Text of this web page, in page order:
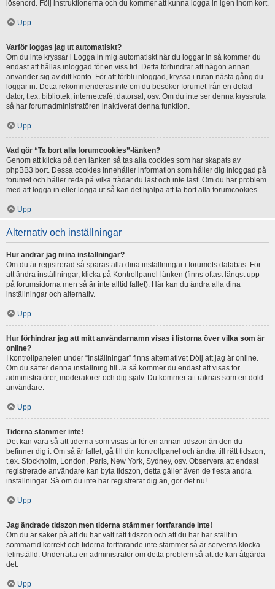
lösenord. Följ instruktionerna och du kommer att kunna logga in igen inom kort.
Upp
Varför loggas jag ut automatiskt?
Om du inte kryssar i Logga in mig automatiskt när du loggar in så kommer du
endast att hållas inloggad för en viss tid. Detta förhindrar att någon annan
använder sig av ditt konto. För att förbli inloggad, kryssa i rutan nästa gång du
loggar in. Detta rekommenderas inte om du besöker forumet från en delad
dator, t.ex. bibliotek, internetcafé, datorsal, osv. Om du inte ser denna kryssruta
så har forumadministratören inaktiverat denna funktion.
Upp
Vad gör “Ta bort alla forumcookies”-länken?
Genom att klicka på den länken så tas alla cookies som har skapats av
phpBB3 bort. Dessa cookies innehåller information som håller dig inloggad på
forumet och håller reda på vilka trådar du läst och inte läst. Om du har problem
med att logga in eller logga ut så kan det hjälpa att ta bort alla forumcookies.
Upp
Alternativ och inställningar
Hur ändrar jag mina inställningar?
Om du är registrerad så sparas alla dina inställningar i forumets databas. För
att ändra inställningar, klicka på Kontrollpanel-länken (finns oftast längst upp
på forumsidorna men så är inte alltid fallet). Här kan du ändra alla dina
inställningar och alternativ.
Upp
Hur förhindrar jag att mitt användarnamn visas i listorna över vilka som är
online?
I kontrollpanelen under “Inställningar” finns alternativet Dölj att jag är online.
Om du sätter denna inställning till Ja så kommer du endast att visas för
administratörer, moderatorer och dig själv. Du kommer att räknas som en dold
användare.
Upp
Tiderna stämmer inte!
Det kan vara så att tiderna som visas är för en annan tidszon än den du
befinner dig i. Om så är fallet, gå till din kontrollpanel och ändra till rätt tidszon,
t.ex. Stockholm, London, Paris, New York, Sydney, osv. Observera att endast
registrerade användare kan byta tidszon, detta gäller även de flesta andra
inställningar. Så om du inte har registrerat dig än, gör det nu!
Upp
Jag ändrade tidszon men tiderna stämmer fortfarande inte!
Om du är säker på att du har valt rätt tidszon och att du har har ställt in
sommartid korrekt och tiderna fortfarande inte stämmer så är serverns klocka
felinställd. Underrätta en administratör om detta problem så att de kan åtgärda
det.
Upp